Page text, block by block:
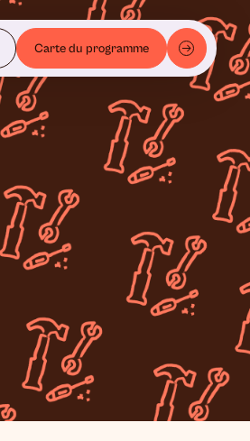
Carte du programme